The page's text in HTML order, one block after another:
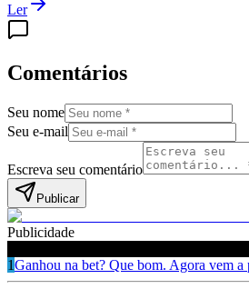
Ler
Comentários
Seu nome
Seu e-mail
Escreva seu comentário
Publicar
Publicidade
1Ganhou na bet? Que bom. Agora vem